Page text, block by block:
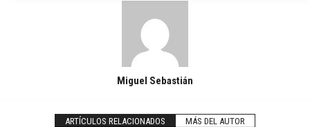
Miguel Sebastián
ARTÍCULOS RELACIONADOS MÁS DEL AUTOR